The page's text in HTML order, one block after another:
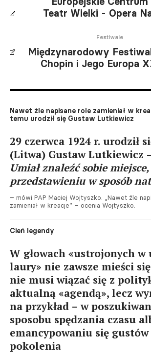
Teatr Wielki - Opera
Festiwale
Międzynarodowy
Chopin i Jego Europa
Nawet źle napisane role zamieniał w
temu urodził się Gustaw Lutkiewicz
29 czerwca 1924 r. urodził
(Litwa) Gustaw Lutkiewicz
Umiał znaleźć sobie
przedstawieniu w sposób
– mówi PAP Maciej Wojtyszko. „Nawet źle
zamieniał w kreacje” – ocenia Wojtyszko.
Cień legendy
W głowach «ustrojonych w
laury» nie zawsze mieści
nie musi wiązać się z
aktualną «agendą», lecz
na przykład – w
sposobu spędzania czasu
emancypowaniu się gustów
pokolenia